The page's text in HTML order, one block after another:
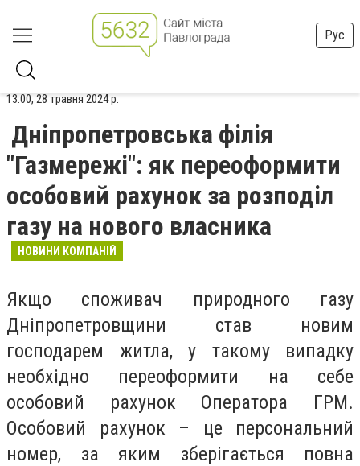
Рус
13:00, 28 травня 2024 р.
Дніпропетровська філія
"Газмережі": як переоформити
особовий рахунок за розподіл
газу на нового власника
НОВИНИ КОМПАНІЙ
Якщо споживач природного газу
Дніпропетровщини став новим
господарем житла, у такому випадку
необхідно переоформити на себе
особовий рахунок Оператора ГРМ.
Особовий рахунок – це персональний
номер, за яким зберігається повна